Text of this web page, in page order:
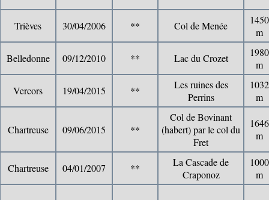
Trièves 30/04/2006 ** Col de Menée
1450
m
Belledonne 09/12/2010 ** Lac du Crozet
1980
m
Vercors 19/04/2015 **
Les ruines des
Perrins
1032
m
Chartreuse 09/06/2015 **
Col de Bovinant
(habert) par le col du
Fret
1646
m
Chartreuse 04/01/2007 **
La Cascade de
Craponoz
1000
m